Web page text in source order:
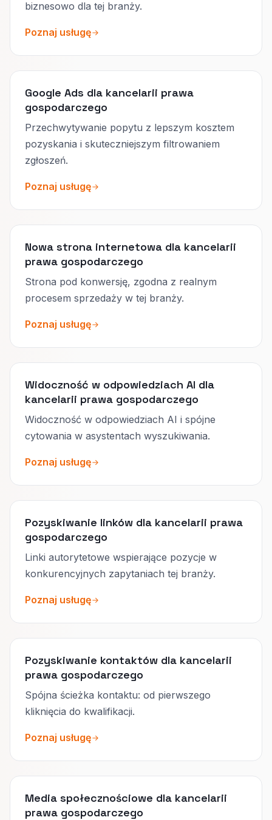
biznesowo dla tej branży.
Poznaj usługę
Google Ads dla kancelarii prawa
gospodarczego
Przechwytywanie popytu z lepszym kosztem
pozyskania i skuteczniejszym filtrowaniem
zgłoszeń.
Poznaj usługę
Nowa strona internetowa dla kancelarii
prawa gospodarczego
Strona pod konwersję, zgodna z realnym
procesem sprzedaży w tej branży.
Poznaj usługę
Widoczność w odpowiedziach AI dla
kancelarii prawa gospodarczego
Widoczność w odpowiedziach AI i spójne
cytowania w asystentach wyszukiwania.
Poznaj usługę
Pozyskiwanie linków dla kancelarii prawa
gospodarczego
Linki autorytetowe wspierające pozycje w
konkurencyjnych zapytaniach tej branży.
Poznaj usługę
Pozyskiwanie kontaktów dla kancelarii
prawa gospodarczego
Spójna ścieżka kontaktu: od pierwszego
kliknięcia do kwalifikacji.
Poznaj usługę
Media społecznościowe dla kancelarii
prawa gospodarczego